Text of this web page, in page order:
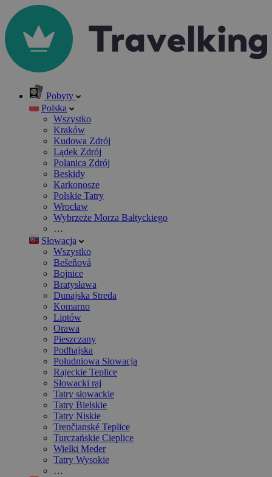
Pobyty
Polska
Wszystko
Kraków
Kudowa Zdrój
Lądek Zdrój
Polanica Zdrój
Beskidy
Karkonosze
Polskie Tatry
Wrocław
Wybrzeże Morza Bałtyckiego
…
Słowacja
Wszystko
Bešeňová
Bojnice
Bratysława
Dunajska Streda
Komarno
Liptów
Orawa
Pieszczany
Podhajska
Południowa Słowacja
Rajeckie Teplice
Słowacki raj
Tatry słowackie
Tatry Bielskie
Tatry Niskie
Trenčianské Teplice
Turczańskie Cieplice
Wielki Meder
Tatry Wysokie
…